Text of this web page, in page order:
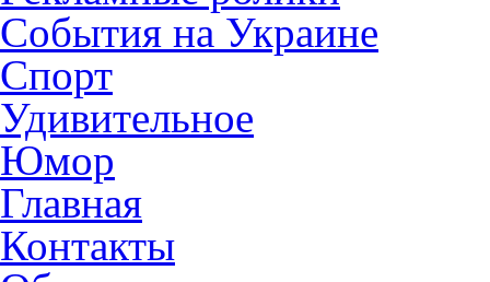
События на Украине
Спорт
Удивительное
Юмор
Главная
Контакты